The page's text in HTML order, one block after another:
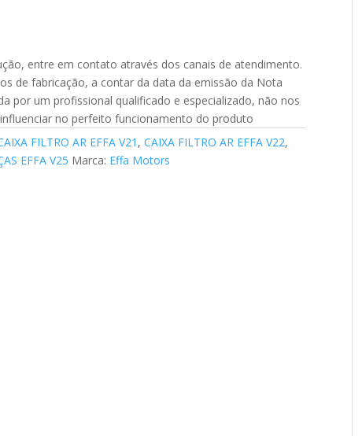
entre em contato através dos canais de atendimento.
de fabricação, a contar da data da emissão da Nota
por um profissional qualificado e especializado, não nos
no perfeito funcionamento do produto
FILTRO AR EFFA V21 ,CAIXA FILTRO AR EFFA V22,
EFFA V25 Marca: Effa Motors